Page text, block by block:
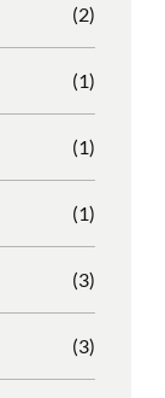
(2)
(1)
(1)
(1)
(3)
(3)